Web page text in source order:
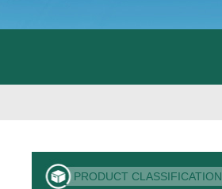
PRODUCT CLASSIFICATION